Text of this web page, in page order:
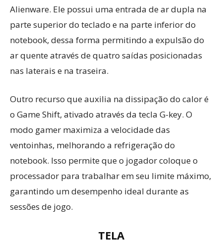
Alienware. Ele possui uma entrada de ar dupla na
parte superior do teclado e na parte inferior do
notebook, dessa forma permitindo a expulsão do
ar quente através de quatro saídas posicionadas
nas laterais e na traseira.
Outro recurso que auxilia na dissipação do calor é
o Game Shift, ativado através da tecla G-key. O
modo gamer maximiza a velocidade das
ventoinhas, melhorando a refrigeração do
notebook. Isso permite que o jogador coloque o
processador para trabalhar em seu limite máximo,
garantindo um desempenho ideal durante as
sessões de jogo.
TELA